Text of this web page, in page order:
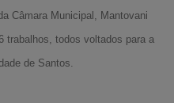
Câmara Municipal, Mantovani
trabalhos, todos voltados para a
de Santos.